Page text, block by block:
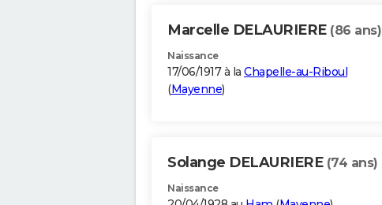
Marcelle DELAURIERE (86 ans)
Naissance
17/06/1917 à la Chapelle-au-Riboul
(Mayenne)
Solange DELAURIERE (74 ans)
Naissance